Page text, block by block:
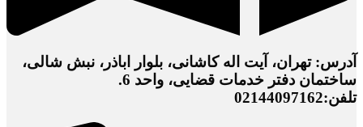
آدرس: تهران، آیت اله کاشانی، بلوار اباذر، نبش شالی،
ساختمان دفتر خدمات قضایی، واحد 6.
تلفن:02144097162